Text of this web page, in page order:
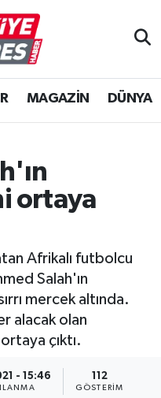
MAGAZİN DÜNYA
ortaya
Afrikalı futbolcu
Salah'ın
mercek altında.
alacak olan
çıktı.
- 15:46 112
GÖSTERIM
Fikstür